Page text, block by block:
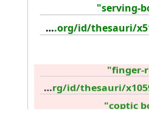
"http://collection.britishmuseum.org/id/thesauri/x5163"
"http://collection.britishmuseum.org/id/thesauri/x105990"